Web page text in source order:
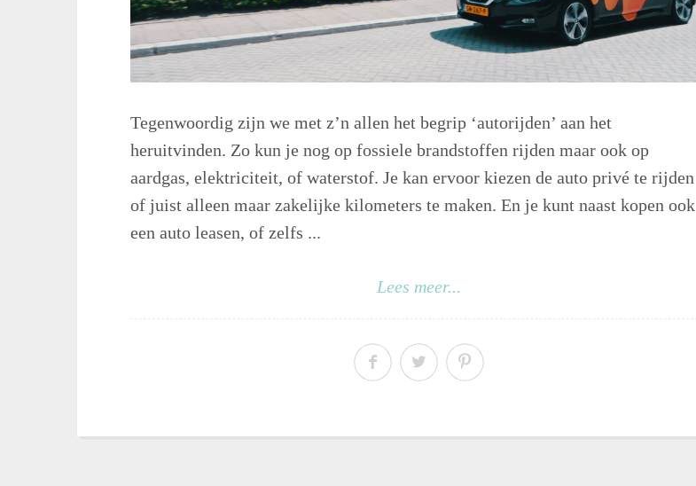
Tegenwoordig zijn we met z’n allen het begrip ‘autorijden’ aan het
heruitvinden. Zo kun je nog op fossiele brandstoffen rijden maar ook op
aardgas, elektriciteit, of waterstof. Je kan ervoor kiezen de auto privé te rijden
of juist alleen maar zakelijke kilometers te maken. En je kunt naast kopen ook
een auto leasen, of zelfs ...
Lees meer...